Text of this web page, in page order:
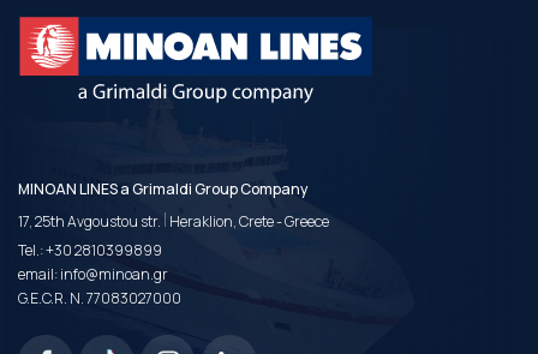
MINOAN LINES a Grimaldi Group Company
17, 25th Avgoustou str. | Heraklion, Crete - Greece
Tel.:+30 2810399899
email:info@minoan.gr
G.E.C.R. N. 77083027000